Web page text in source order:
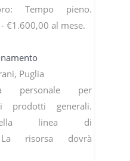
Tempo pieno.
€1.600,00 al mese.
Puglia
personale per
prodotti generali.
della linea di
La risorsa dovrà